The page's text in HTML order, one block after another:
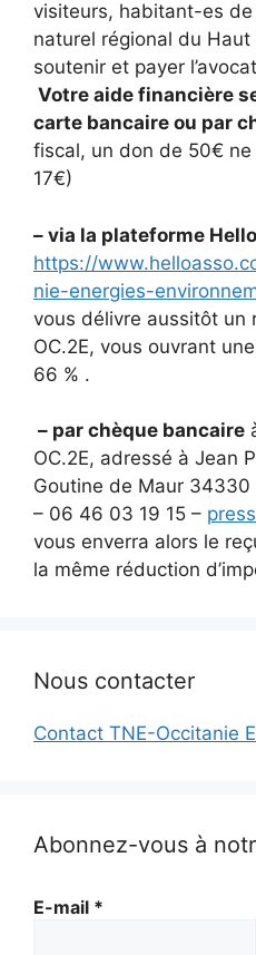
visiteurs, habitant-es de
naturel régional du
soutenir et payer
Votre aide financière
carte bancaire ou par
fiscal, un don de 50€
17€)
– via la plateforme
https://
nie-energies-
vous délivre aussitôt un
OC.2E, vous ouvrant
66 % .
– par chèque bancaire
OC.2E, adressé à Jean
Goutine de Maur
– 06 46 03 19 15 –
vous enverra alors le
la même réduction
Nous contacter
Contact TNE-Occitanie
Abonnez-vous à
E-mail *